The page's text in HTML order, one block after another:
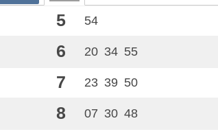
5 54
6 20 34 55
7 23 39 50
8 07 30 48